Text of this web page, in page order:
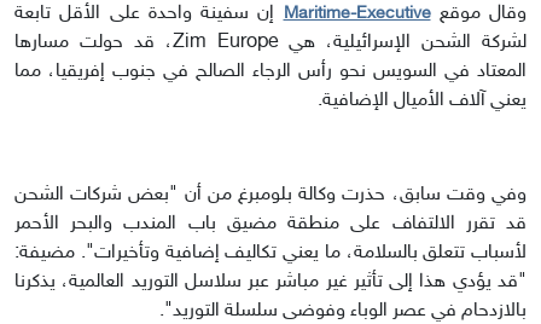
وقال موقعMaritime-Executive إن سفينة واحدة على الأقل تابعة
لشركة الشحن الإسرائيلية، هي Zim Europe، قد حولت مسارها
المعتاد في السويس نحو رأس الرجاء الصالح في جنوب إفريقيا، مما
يعني آلاف الأميال الإضافية.
وفي وقت سابق، حذرت وكالة بلومبرغ من أن "بعض شركات الشحن
قد تقرر الالتفاف على منطقة مضيق باب المندب والبحر الأحمر
لأسباب تتعلق بالسلامة، ما يعني تكاليف إضافية وتأخيرات". مضيفة:
"قد يؤدي هذا إلى تأثير غير مباشر عبر سلاسل التوريد العالمية، يذكرنا
بالازدحام في عصر الوباء وفوضى سلسلة التوريد".